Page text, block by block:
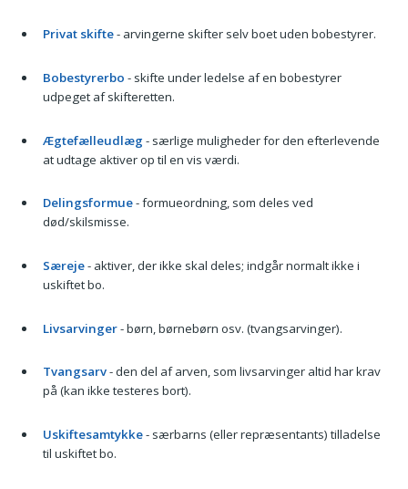
Privat skifte- arvingerne skifter selv boet uden bobestyrer.
Bobestyrerbo - skifte under ledelse af en bobestyrer
udpeget af skifteretten.
Ægtefælleudlæg - særlige muligheder for den efterlevende
at udtage aktiver op til en vis værdi.
Delingsformue- formueordning, som deles ved
død/skilsmisse.
Særeje- aktiver, der ikke skal deles; indgår normalt ikke i
uskiftet bo.
Livsarvinger- børn, børnebørn osv. (tvangsarvinger).
Tvangsarv- den del af arven, som livsarvinger altid har krav
på (kan ikke testeres bort).
Uskiftesamtykke- særbarns (eller repræsentants) tilladelse
til uskiftet bo.